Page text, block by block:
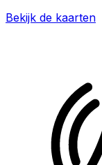
Bekijk de kaarten